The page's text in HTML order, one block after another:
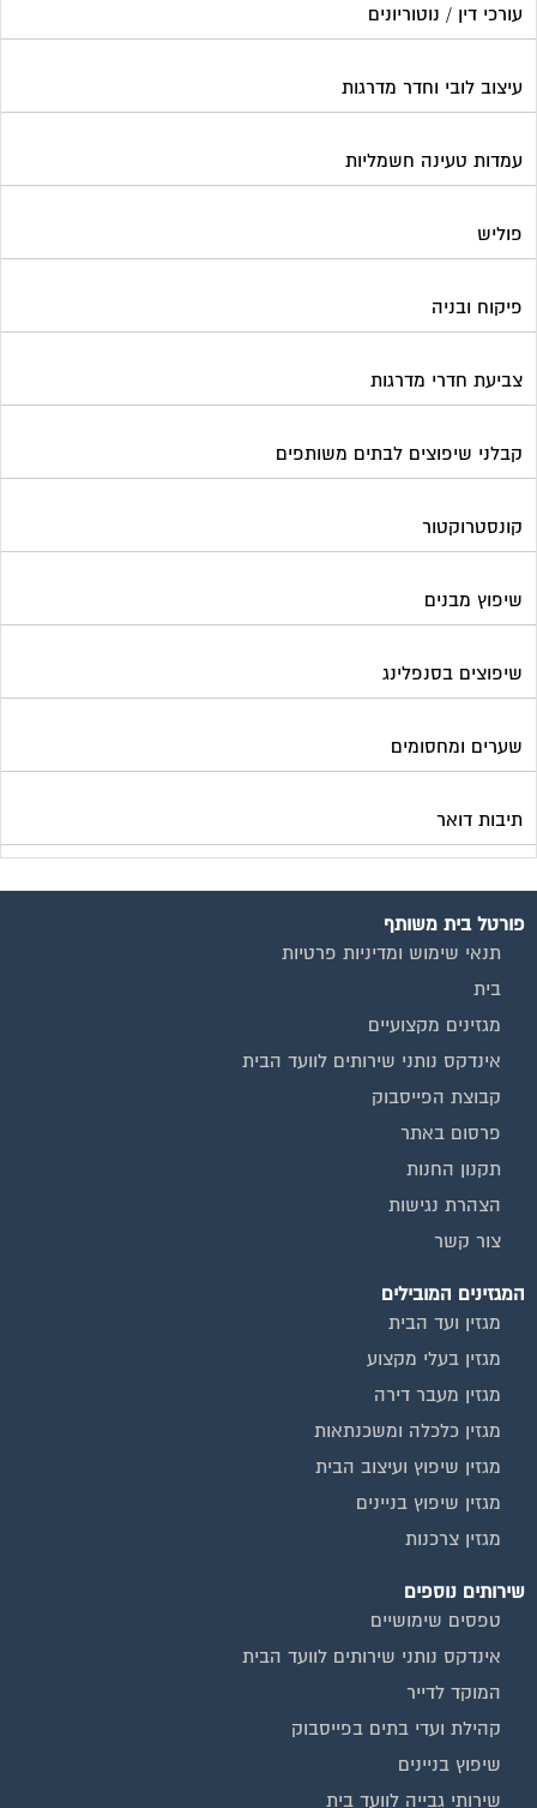
עורכי דין / נוטוריונים
עיצוב לובי וחדר מדרגות
עמדות טעינה חשמליות
פוליש
פיקוח ובניה
צביעת חדרי מדרגות
קבלני שיפוצים לבתים משותפים
קונסטרוקטור
שיפוץ מבנים
שיפוצים בסנפלינג
שערים ומחסומים
תיבות דואר
פורטל בית משותף
תנאי שימוש ומדיניות פרטיות
בית
מגזינים מקצועיים
אינדקס נותני שירותים לוועד הבית
קבוצת הפייסבוק
פרסום באתר
תקנון החנות
הצהרת נגישות
צור קשר
המגזינים המובילים
מגזין ועד הבית
מגזין בעלי מקצוע
מגזין מעבר דירה
מגזין כלכלה ומשכנתאות
מגזין שיפוץ ועיצוב הבית
מגזין שיפוץ בניינים
מגזין צרכנות
שירותים נוספים
טפסים שימושיים
אינדקס נותני שירותים לוועד הבית
המוקד לדייר
קהילת ועדי בתים בפייסבוק
שיפוץ בניינים
שירותי גבייה לוועד בית